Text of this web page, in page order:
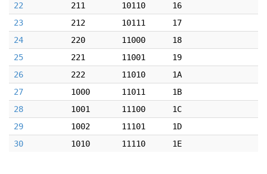
22
211 10110
16
23
212 10111
17
24
220 11000
18
25
221 11001
19
26
222 11010
1A
27
1000 11011
1B
28
1001 11100
1C
29
1002 11101
1D
30
1010 11110 1E